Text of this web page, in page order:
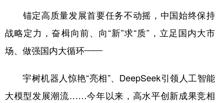
锚定高质量发展首要任务不动摇，中国始终保持
战略定力，奋楫向前、向“新”求“质”，立足国内大市
场、做强国内大循环——
宇树机器人惊艳“亮相”、DeepSeek引领人工智能
大模型发展潮流……今年以来，高水平创新成果竞相